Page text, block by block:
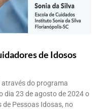
de Idosos
através do programa
dia 23 de agosto de 2024 o
Pessoas Idosas, no